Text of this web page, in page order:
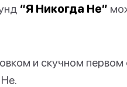
“Я Никогда Не”
и скучном